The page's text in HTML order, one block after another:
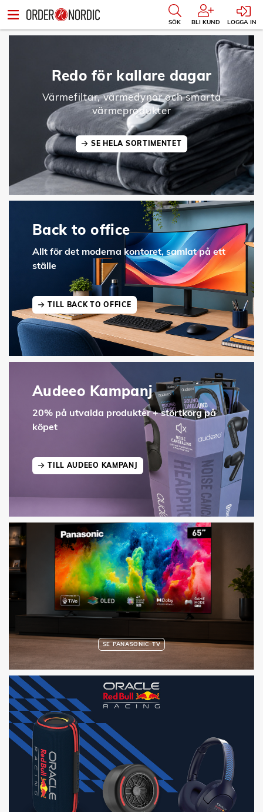
SÖK BLI KUND LOGGA IN
Redo för kallare dagar
Värmefiltar, värmedynor och smarta
värmeprodukter
SE HELA SORTIMENTET
Back to office
Allt för det moderna kontoret, samlat på ett
ställe
TILL BACK TO OFFICE
Audeeo Kampanj
20% på utvalda produkter + störtkorg på
köpet
TILL AUDEEO KAMPANJ
SE PANASONIC TV